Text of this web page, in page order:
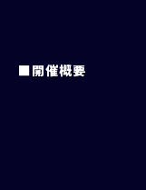
■開催概要